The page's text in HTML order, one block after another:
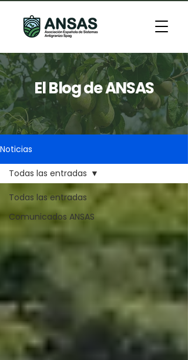
El Blog de ANSAS
Noticias
Todas las entradas
Comunicados ANSAS
Todas las entradas